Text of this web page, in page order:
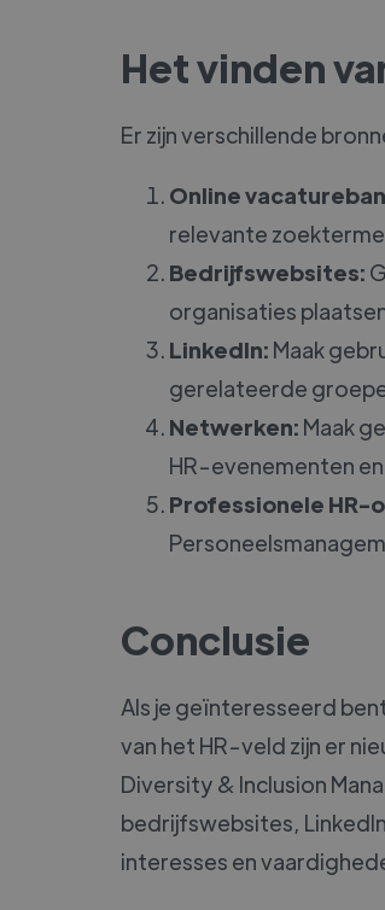
Het vinden
Er zijn verschillende
Online
relevante
Bedrijfswebsites:
organisaties
LinkedIn: Maak
gerelateerde
Netwerken: Maak
HR-evenementen
Professionele HR-
Conclusie
Als je geïnteresseerd
van het HR-veld zijn er
Diversity & Inclusion
bedrijfswebsites,
interesses en